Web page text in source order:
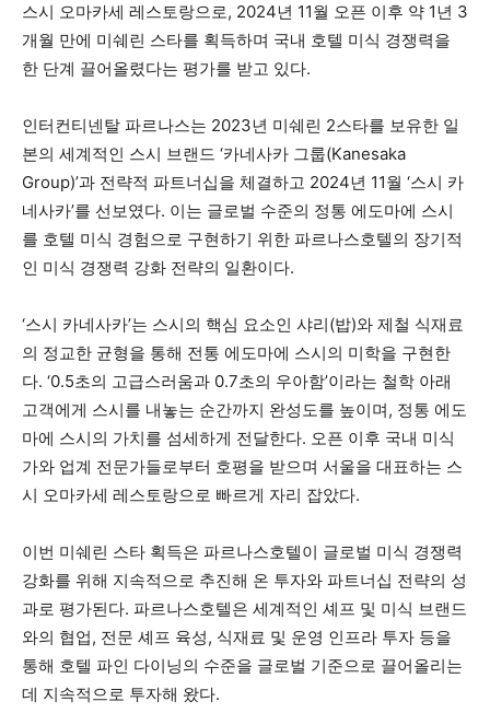
스시 오마카세 레스토랑으로, 2024년 11월 오픈 이후 약 1년 3
개월 만에 미쉐린 스타를 획득하며 국내 호텔 미식 경쟁력을
한 단계 끌어올렸다는 평가를 받고 있다.
인터컨티넨탈 파르나스는 2023년 미쉐린 2스타를 보유한 일
본의 세계적인 스시 브랜드 ‘카네사카 그룹(Kanesaka
Group)’과 전략적 파트너십을 체결하고 2024년 11월 ‘스시 카
네사카’를 선보였다. 이는 글로벌 수준의 정통 에도마에 스시
를 호텔 미식 경험으로 구현하기 위한 파르나스호텔의 장기적
인 미식 경쟁력 강화 전략의 일환이다.
‘스시 카네사카’는 스시의 핵심 요소인 샤리(밥)와 제철 식재료
의 정교한 균형을 통해 전통 에도마에 스시의 미학을 구현한
다. ‘0.5초의 고급스러움과 0.7초의 우아함’이라는 철학 아래
고객에게 스시를 내놓는 순간까지 완성도를 높이며, 정통 에도
마에 스시의 가치를 섬세하게 전달한다. 오픈 이후 국내 미식
가와 업계 전문가들로부터 호평을 받으며 서울을 대표하는 스
시 오마카세 레스토랑으로 빠르게 자리 잡았다.
이번 미쉐린 스타 획득은 파르나스호텔이 글로벌 미식 경쟁력
강화를 위해 지속적으로 추진해 온 투자와 파트너십 전략의 성
과로 평가된다. 파르나스호텔은 세계적인 셰프 및 미식 브랜드
와의 협업, 전문 셰프 육성, 식재료 및 운영 인프라 투자 등을
통해 호텔 파인 다이닝의 수준을 글로벌 기준으로 끌어올리는
데 지속적으로 투자해 왔다.